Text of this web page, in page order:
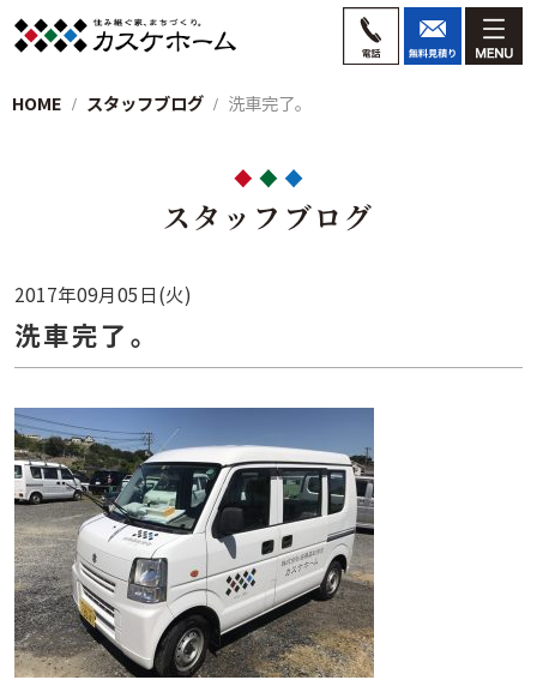
HOME スタッフブログ 洗車完了。
スタッフブログ
2017年09月05日(火)
洗車完了。